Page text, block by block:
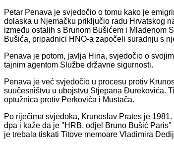
Petar Penava je svjedočio o tomu kako je
dolaska u Njemačku priključio radu Hrvatskog
između ostalih s Brunom Bušićem i Mladenom
Bušića, pripadnici HNO-a započeli suradnju s
Penava je potom, javlja Hina, svjedočio o
tajnim agentom Službe državne sigurnosti.
Penava je već svjedočio u procesu protiv
suučesništvu u ubojstvu Stjepana Đurekovića.
optužnica protiv Perkovića i Mustača.
Po riječima svjedoka, Krunoslav Prates je
dpa i kaže da je "HRB, odjel Bruno Bušić
je trebala tiskati Titove memoare Vladimira